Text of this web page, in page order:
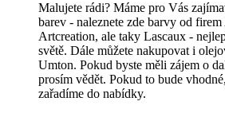
Malujete rádi? Máme pro Vás
barev - naleznete zde barvy od firem
Artcreation, ale taky Lascaux -
světě. Dále můžete nakupovat i
Umton. Pokud byste měli zájem o
prosím vědět. Pokud to bude
zařadíme do nabídky.